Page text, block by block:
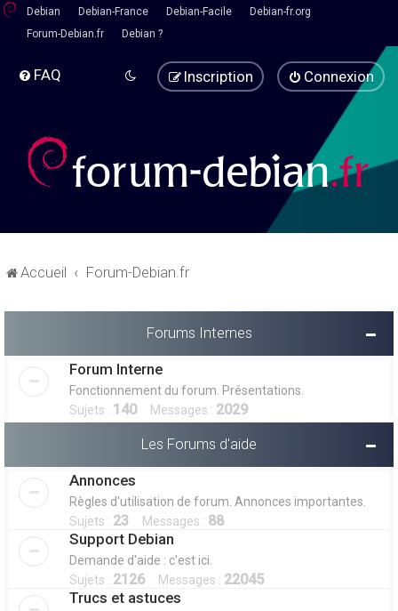
Debian Debian-France Debian-Facile
Debian-fr.org
Forum-Debian.fr
Debian ?
FAQ Connexion
Inscription
Accueil Forum-Debian.fr
Forums Internes
Forum Interne
Fonctionnement du forum. Présentations.
Sujets : 140Messages : 2029
Les Forums d'aide
Annonces
Règles d'utilisation de forum. Annonces importantes.
Sujets : 23 Messages : 88
Support Debian
Demande d'aide : c'est ici.
Sujets : 2126Messages : 22045
Trucs et astuces